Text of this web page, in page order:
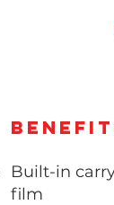
Built-in
film